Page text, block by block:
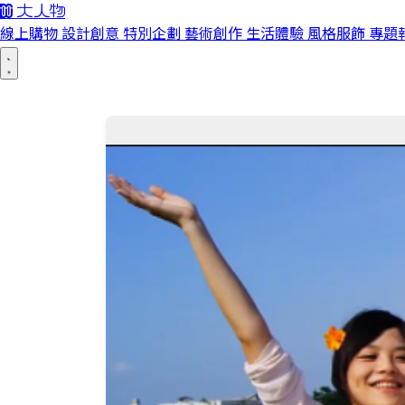
線上購物 設計創意 特別企劃 藝術創作 生活體驗 風格服飾 專題